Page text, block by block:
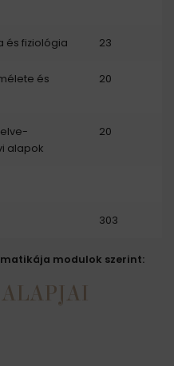
és fiziológia 23
és
20
alapok
20
303
modulok szerint: